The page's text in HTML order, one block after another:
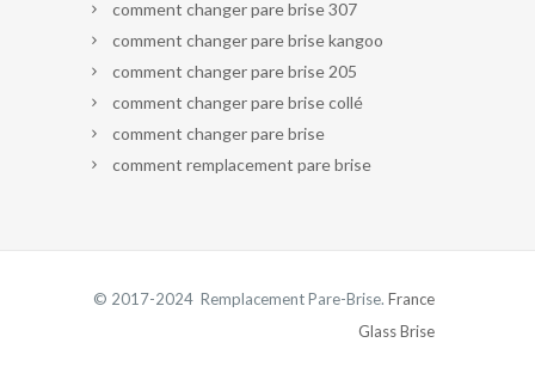
comment changer pare brise 307
comment changer pare brise kangoo
comment changer pare brise 205
comment changer pare brise collé
comment changer pare brise
comment remplacement pare brise
© 2017-2024 Remplacement Pare-Brise. France
Glass Brise